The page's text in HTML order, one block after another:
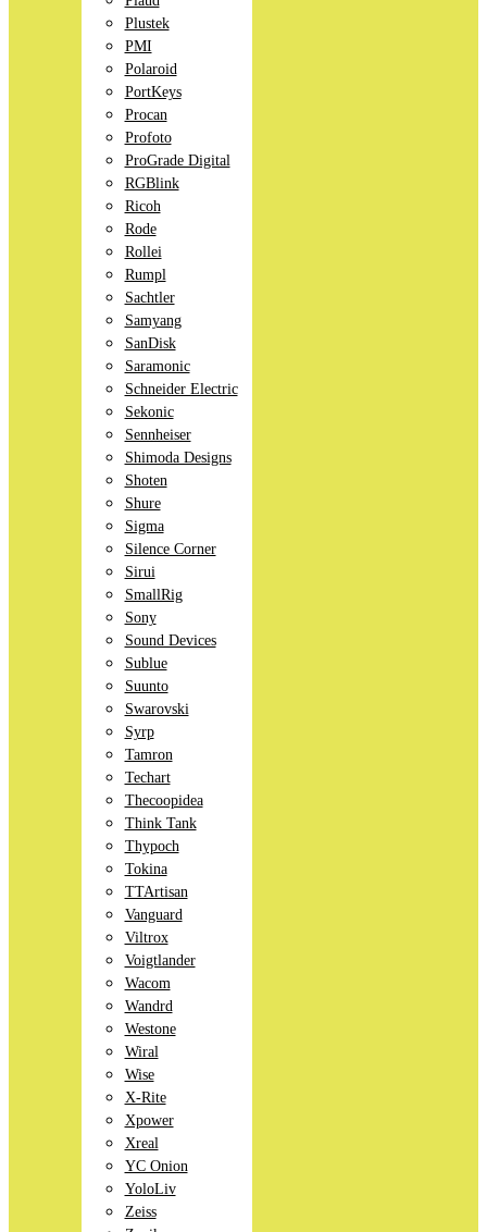
Plustek
PMI
Polaroid
PortKeys
Procan
Profoto
ProGrade Digital
RGBlink
Ricoh
Rode
Rollei
Rumpl
Sachtler
Samyang
SanDisk
Saramonic
Schneider Electric
Sekonic
Sennheiser
Shimoda Designs
Shoten
Shure
Sigma
Silence Corner
Sirui
SmallRig
Sony
Sound Devices
Sublue
Suunto
Swarovski
Syrp
Tamron
Techart
Thecoopidea
Think Tank
Thypoch
Tokina
TTArtisan
Vanguard
Viltrox
Voigtlander
Wacom
Wandrd
Westone
Wiral
Wise
X-Rite
Xpower
Xreal
YC Onion
YoloLiv
Zeiss